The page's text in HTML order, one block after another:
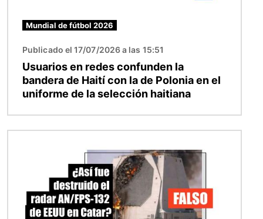
Mundial de fútbol 2026
Publicado el 17/07/2026 a las 15:51
Usuarios en redes confunden la
bandera de Haití con la de Polonia en el
uniforme de la selección haitiana